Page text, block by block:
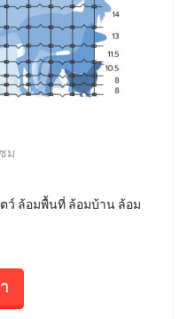
ม
ว์ ล้อมพื้นที่ ล้อมบ้าน ล้อม